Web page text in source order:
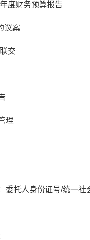
度财务预算报告
议案
交
理
委托人身份证号/统一社